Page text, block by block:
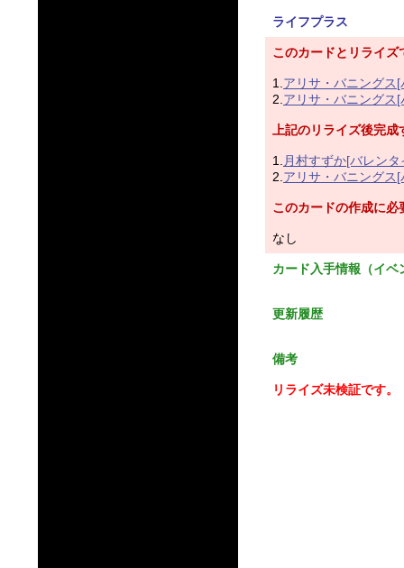
ライフプラス
このカードとリライズ
1. アリサ・バニングス
2. アリサ・バニングス
上記のリライズ後完
1.
月村すずか[バレン
2. アリサ・バニングス
このカードの作成に必
なし
カード入手情報（イ
更新履歴
備考
リライズ未検証です。